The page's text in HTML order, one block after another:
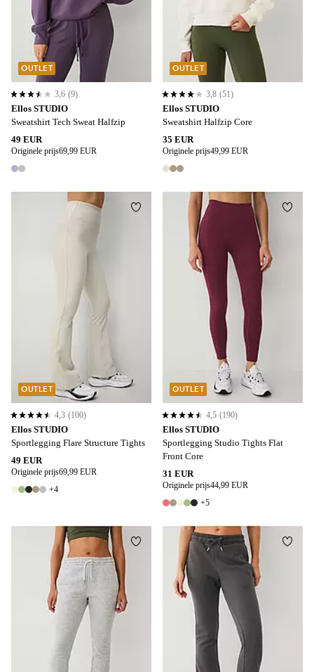
Ellos STUDIO
Sweatshirt Tech Sweat Halfzip
49 EUR
Originele prijs69,99 EUR
2 kleuren
3,6 op basis van 9 beoordelingen
3,6 (9)
OUTLET
Ellos STUDIO
Sweatshirt Halfzip Core
35 EUR
Originele prijs49,99 EUR
3 kleuren
3,8 op basis van 51 beoordelingen
3,8 (51)
OUTLET
Ellos STUDIO
Sportlegging Flare Structure Tights
49 EUR
Originele prijs69,99 EUR
9 kleuren
+4
4,3 op basis van 100 beoordelingen
4,3 (100)
OUTLET
Toevoegen aan favorieten
Ellos STUDIO
Sportlegging Studio Tights Flat
Front Core
31 EUR
Originele prijs44,99 EUR
10 kleuren
+5
4,5 op basis van 190 beoordelingen
4,5 (190)
OUTLET
Toevoegen aan favorieten